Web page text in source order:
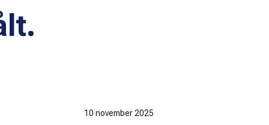
10 november 2025